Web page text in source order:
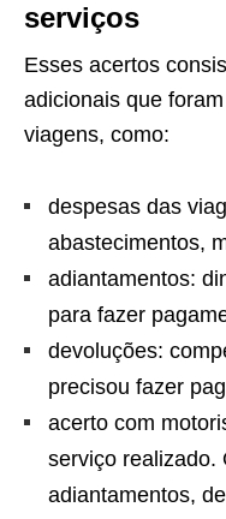
serviços
Esses acertos
adicionais que
viagens, como:
despesas das
abastecimentos,
adiantamentos:
para fazer
devoluções:
precisou fazer
acerto com
serviço realizado.
adiantamentos,